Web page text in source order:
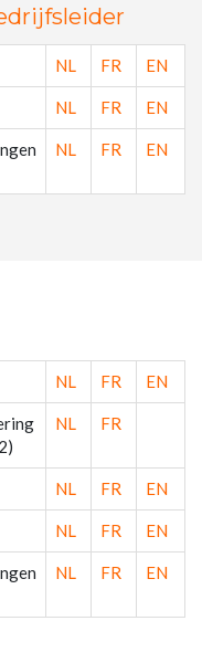
NL FR EN
NL FR EN
NL FR EN
NL FR EN
NL FR
NL FR EN
NL FR EN
NL FR EN